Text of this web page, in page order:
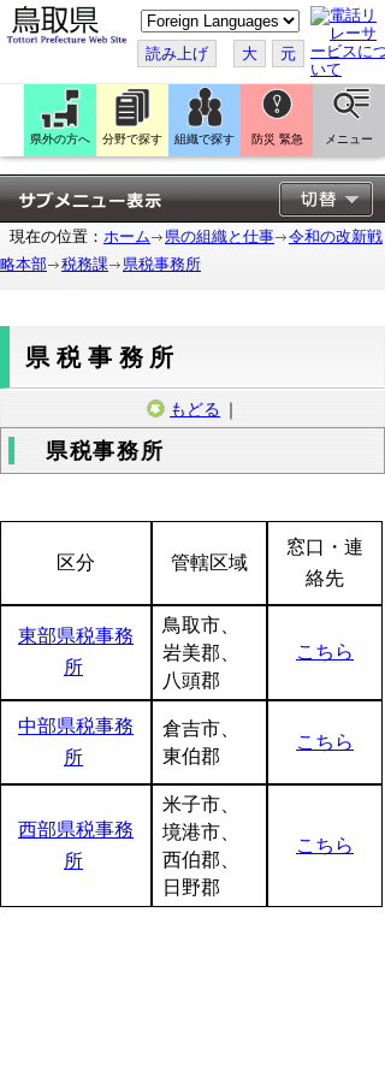
こ
の
ペ
ー
ジ
翻
訳
す
る
読み上げ 大 元
県外の方へ 分野で探す 組織で探す 防災 緊急 メニュー
現在の位置： ホーム 県の組織と仕事
令和の改新戦
略本部
税務課 県税事務所
県税事務所
もどる ｜
県税事務所
区分 管轄区域
窓口・連
絡先
東部県税事務
所
鳥取市、
岩美郡、
八頭郡
こちら
中部県税事務
所
倉吉市、
東伯郡
こちら
西部県税事務
所
米子市、
境港市、
西伯郡、
日野郡
こちら